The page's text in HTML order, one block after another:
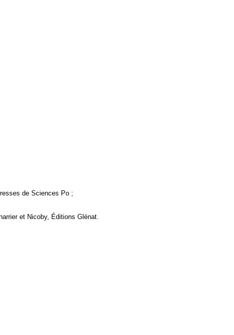
de Sciences Po ;
et Nicoby, Éditions Glénat.